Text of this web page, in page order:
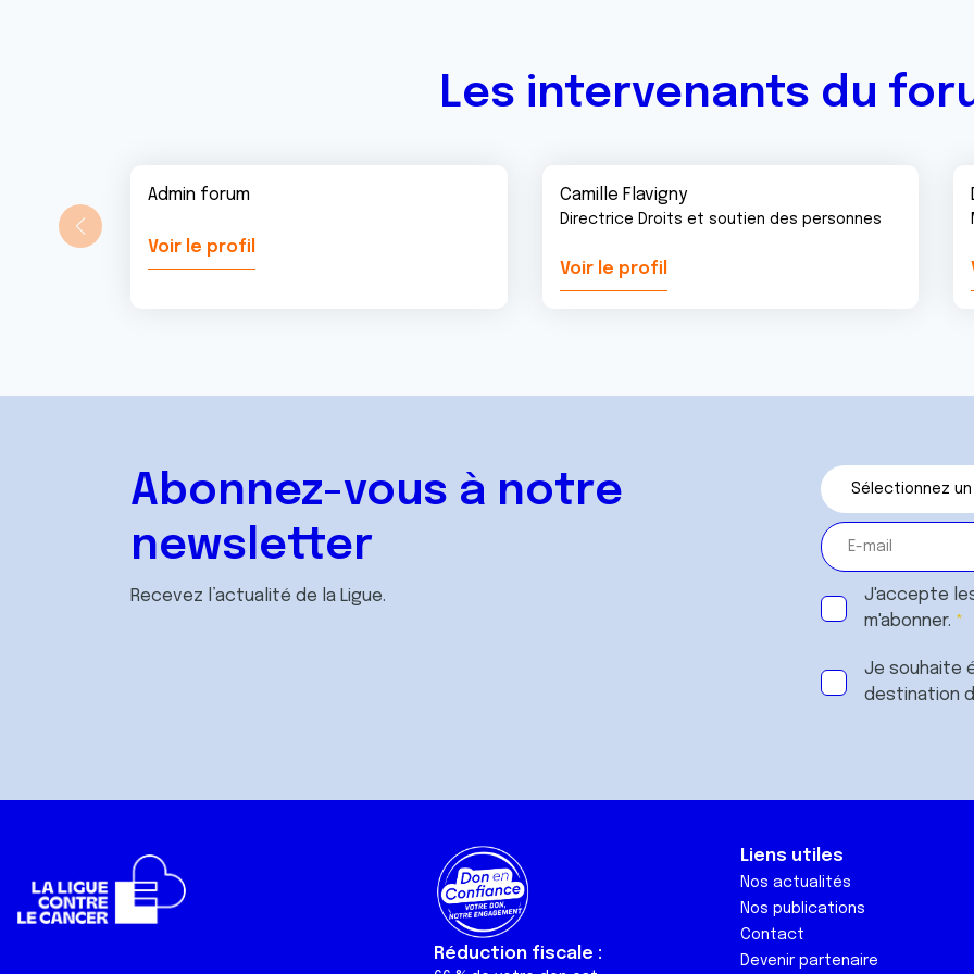
Les intervenants du
Admin forum
Voir le profil
Camille Flavigny
Directrice Droits et soutien des personnes
Voir le profil
Abonnez-vous à notre
newsletter
Recevez l’actualité de la Ligue. J'accepte
m'abonner.
Je souhaite
destination
Réduction fiscale :
Liens utiles
Nos actualités
Nos publications
Contact
Devenir partenaire